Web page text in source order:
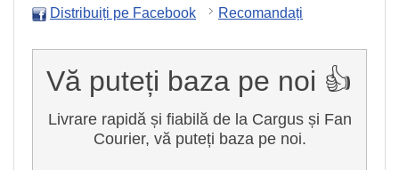
Distribuiți pe Facebook Recomandați
Vă puteți baza pe noi 👍
Livrare rapidă și fiabilă de la Cargus și Fan
Courier, vă puteți baza pe noi.